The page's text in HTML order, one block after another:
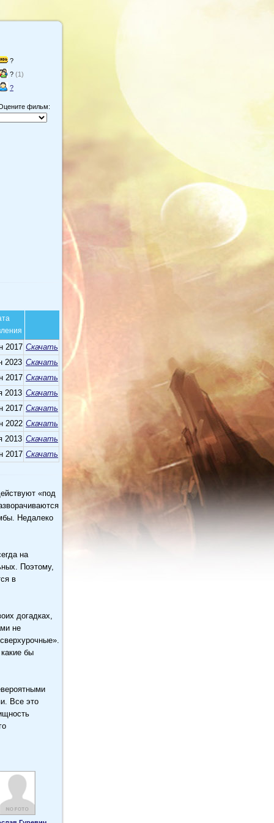
?
? (1)
?
фильм:
2017 Скачать
2023 Скачать
2017 Скачать
2013 Скачать
2017 Скачать
2022 Скачать
2013 Скачать
2017 Скачать
«под
Недалеко
на
Поэтому,
в
догадках,
не
бы
Все это